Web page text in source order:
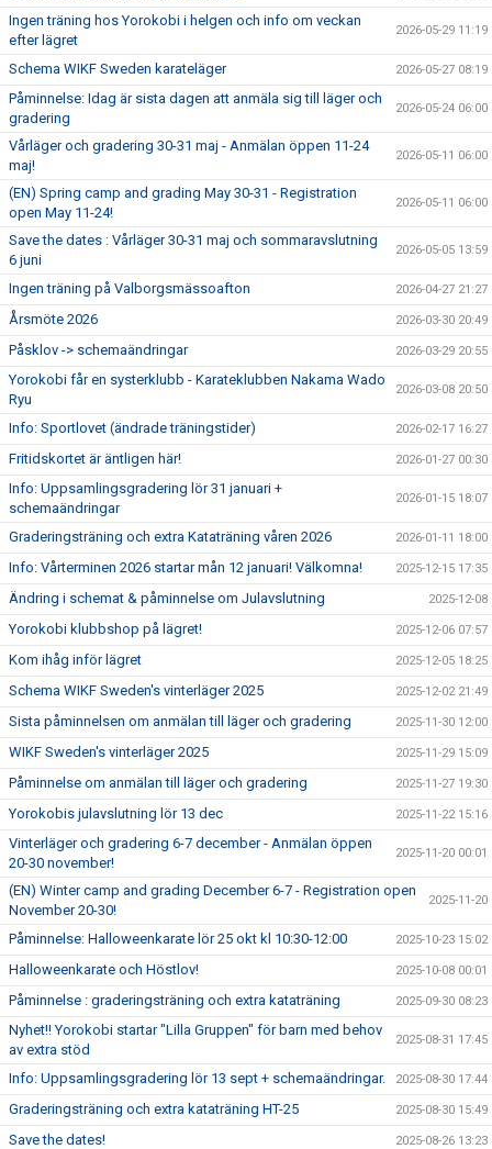
Ingen träning hos Yorokobi i helgen och info om veckan
efter lägret
2026-05-29 11:19
Schema WIKF Sweden karateläger 2026-05-27 08:19
Påminnelse: Idag är sista dagen att anmäla sig till läger och
gradering
2026-05-24 06:00
Vårläger och gradering 30-31 maj - Anmälan öppen 11-24
maj!
2026-05-11 06:00
(EN) Spring camp and grading May 30-31 - Registration
open May 11-24!
2026-05-11 06:00
Save the dates : Vårläger 30-31 maj och sommaravslutning
6 juni
2026-05-05 13:59
Ingen träning på Valborgsmässoafton 2026-04-27 21:27
Årsmöte 2026 2026-03-30 20:49
Påsklov -> schemaändringar 2026-03-29 20:55
Yorokobi får en systerklubb - Karateklubben Nakama Wado
Ryu
2026-03-08 20:50
Info: Sportlovet (ändrade träningstider) 2026-02-17 16:27
Fritidskortet är äntligen här! 2026-01-27 00:30
Info: Uppsamlingsgradering lör 31 januari +
schemaändringar
2026-01-15 18:07
Graderingsträning och extra Kataträning våren 2026 2026-01-11 18:00
Info: Vårterminen 2026 startar mån 12 januari! Välkomna! 2025-12-15 17:35
Ändring i schemat & påminnelse om Julavslutning 2025-12-08
Yorokobi klubbshop på lägret! 2025-12-06 07:57
Kom ihåg inför lägret 2025-12-05 18:25
Schema WIKF Sweden's vinterläger 2025 2025-12-02 21:49
Sista påminnelsen om anmälan till läger och gradering 2025-11-30 12:00
WIKF Sweden's vinterläger 2025 2025-11-29 15:09
Påminnelse om anmälan till läger och gradering 2025-11-27 19:30
Yorokobis julavslutning lör 13 dec 2025-11-22 15:16
Vinterläger och gradering 6-7 december - Anmälan öppen
20-30 november!
2025-11-20 00:01
(EN) Winter camp and grading December 6-7 - Registration open
November 20-30!
2025-11-20
Påminnelse: Halloweenkarate lör 25 okt kl 10:30-12:00 2025-10-23 15:02
Halloweenkarate och Höstlov! 2025-10-08 00:01
Påminnelse : graderingsträning och extra kataträning 2025-09-30 08:23
Nyhet!! Yorokobi startar "Lilla Gruppen" för barn med behov
av extra stöd
2025-08-31 17:45
Info: Uppsamlingsgradering lör 13 sept + schemaändringar. 2025-08-30 17:44
Graderingsträning och extra kataträning HT-25 2025-08-30 15:49
Save the dates! 2025-08-26 13:23